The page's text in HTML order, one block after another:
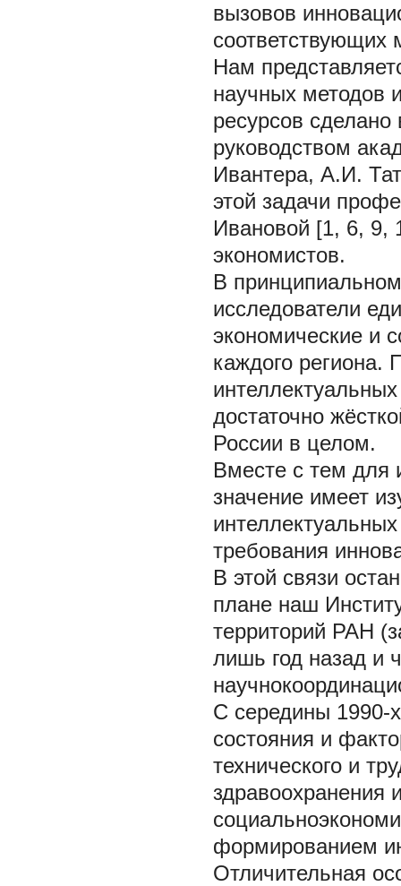
вызовов
соответствующих
Нам
научных методов
ресурсов
руководством
Ивантера, А.И.
этой задачи
Ивановой [1, 6, 9,
экономистов.
В
исследователи
экономические и
каждого региона.
достаточно
России в целом.
Вместе с тем для
значение имеет
требования
В этой связи
плане наш
территорий РАН
лишь год назад и
С середины 1990-
состояния и
технического и
здравоохранения
формированием
Отличительная